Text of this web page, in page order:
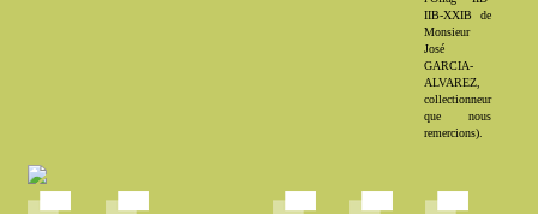
IIB-XXIB de
Monsieur
José
GARCIA-
ALVAREZ,
collectionneur
que nous
remercions).